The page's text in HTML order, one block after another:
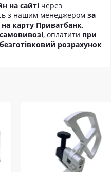
на сайті через
з нашим менеджером за
карту Приватбанк,
, оплатити при
безготівковий розрахунок